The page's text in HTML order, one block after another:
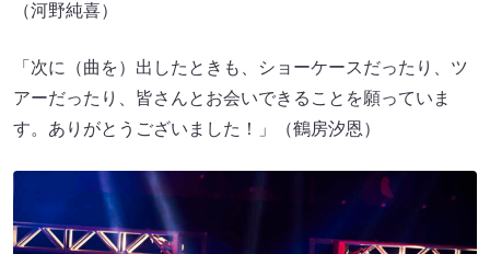
（河野純喜）
「次に（曲を）出したときも、ショーケースだったり、ツ
アーだったり、皆さんとお会いできることを願っていま
す。ありがとうございました！」（鶴房汐恩）